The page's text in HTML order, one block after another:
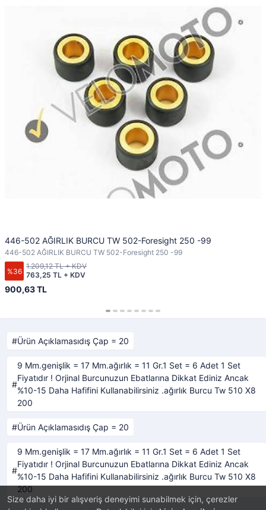
Size daha iyi bir alışveriş deneyimi sunabilmek için, çerezler
446-502 AĞIRLIK BURCU TW 502-Foresight 250 -99
446-502 AĞIRLIK BURCU TW 502-Foresight 250 -99
%36
900,63 TL
763,25 TL + KDV
1.209,12 TL + KDV
Ürün Açıklamasıdış Çap = 20
9 Mm.genişlik = 17 Mm.ağırlık = 11 Gr.1 Set = 6 Adet 1 Set
Fiyatıdır ! Orjinal Burcunuzun Ebatlarına Dikkat Ediniz Ancak
%10-15 Daha Hafifini Kullanabilirsiniz .ağırlık Burcu Tw 510 X8
200
Ürün Açıklamasıdış Çap = 20
9 Mm.genişlik = 17 Mm.ağırlık = 11 Gr.1 Set = 6 Adet 1 Set
Fiyatıdır ! Orjinal Burcunuzun Ebatlarına Dikkat Ediniz Ancak
%10-15 Daha Hafifini Kullanabilirsiniz .ağırlık Burcu Tw 510 X8
200